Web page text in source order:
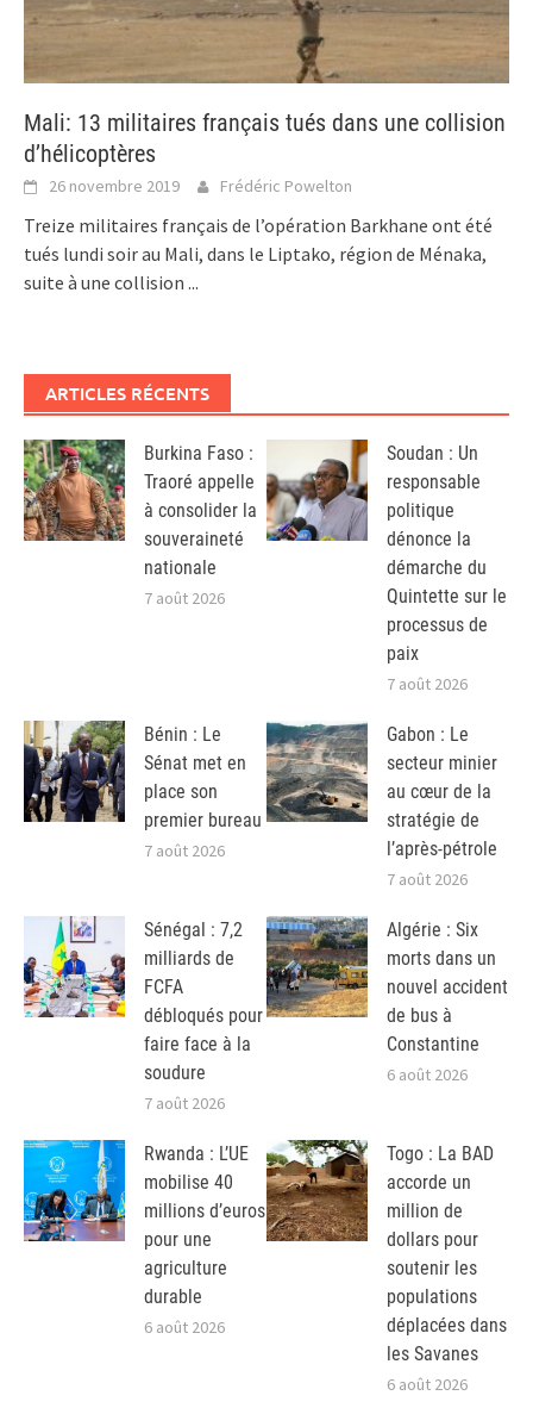
Mali: 13 militaires français tués dans une collision
d’hélicoptères
26 novembre 2019 Frédéric Powelton
Treize militaires français de l’opération Barkhane ont été
tués lundi soir au Mali, dans le Liptako, région de Ménaka,
suite à une collision ...
ARTICLES RÉCENTS
Burkina Faso :
Traoré appelle
à consolider la
souveraineté
nationale
7 août 2026
Soudan : Un
responsable
politique
dénonce la
démarche du
Quintette sur le
processus de
paix
7 août 2026
Bénin : Le
Sénat met en
place son
premier bureau
7 août 2026
Gabon : Le
secteur minier
au cœur de la
stratégie de
l’après-pétrole
7 août 2026
Sénégal : 7,2
milliards de
FCFA
débloqués pour
faire face à la
soudure
7 août 2026
Algérie : Six
morts dans un
nouvel accident
de bus à
Constantine
6 août 2026
Rwanda : L’UE
mobilise 40
millions d’euros
pour une
agriculture
durable
6 août 2026
Togo : La BAD
accorde un
million de
dollars pour
soutenir les
populations
déplacées dans
les Savanes
6 août 2026